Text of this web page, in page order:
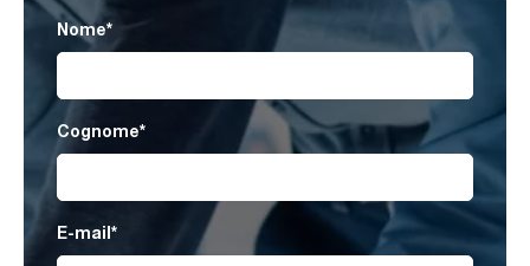
Nome*
Cognome*
E-mail*